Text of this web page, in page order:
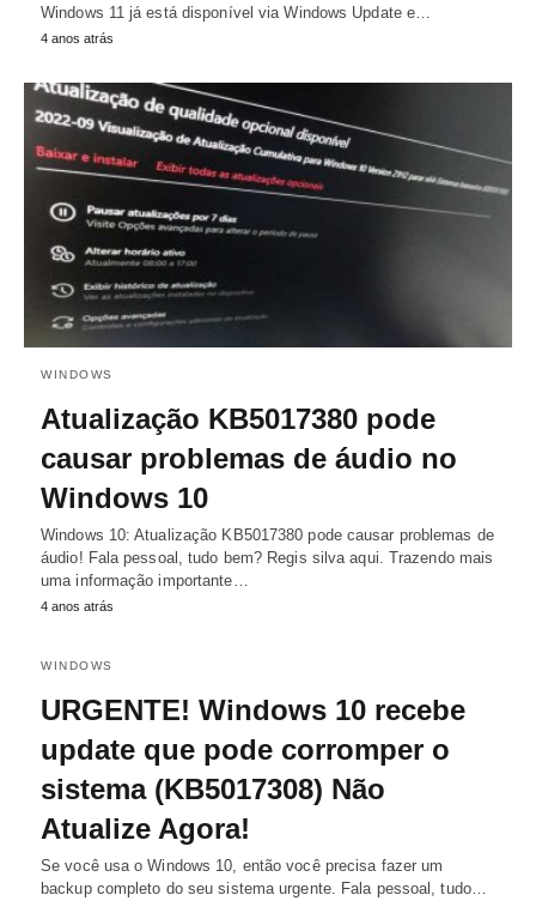
Windows 11 já está disponível via Windows Update e…
4 anos atrás
WINDOWS
Atualização KB5017380 pode
causar problemas de áudio no
Windows 10
Windows 10: Atualização KB5017380 pode causar problemas de
áudio! Fala pessoal, tudo bem? Regis silva aqui. Trazendo mais
uma informação importante…
4 anos atrás
WINDOWS
URGENTE! Windows 10 recebe
update que pode corromper o
sistema (KB5017308) Não
Atualize Agora!
Se você usa o Windows 10, então você precisa fazer um
backup completo do seu sistema urgente. Fala pessoal, tudo…